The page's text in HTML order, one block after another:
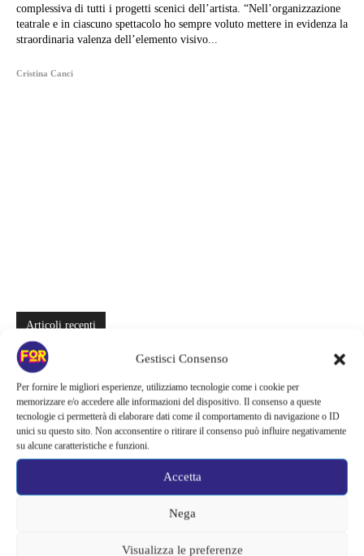
Gestisci Consenso
Per fornire le migliori esperienze, utilizziamo tecnologie come i cookie per
memorizzare e/o accedere alle informazioni del dispositivo. Il consenso a queste
tecnologie ci permetterà di elaborare dati come il comportamento di navigazione o ID
unici su questo sito. Non acconsentire o ritirare il consenso può influire negativamente
su alcune caratteristiche e funzioni.
Accetta
Nega
Visualizza le preferenze
complessiva di tutti i progetti scenici dell’artista. “Nell’organizzazione
teatrale e in ciascuno spettacolo ho sempre voluto mettere in evidenza la
straordinaria valenza dell’elemento visivo...
Cristina Canci
Articoli recenti
Spider-Man: Brand New Day riapre una vecchia ferita | Il finale
alimenta una nuova teoria: il dettaglio che coinvolge i due più amati
Barbie 2 rischia di saltare | Warner Bros. ha pochi mesi per trovare un
accordo: il dubbio che divide Hollywood
La bocca del diavolo arriva su Prime Video, squali e claustrofobia nel
nuovo survival horror: una vacanza diventa una trappola
La paura dell’altezza torna al cinema | Il sequel di Fall cambia